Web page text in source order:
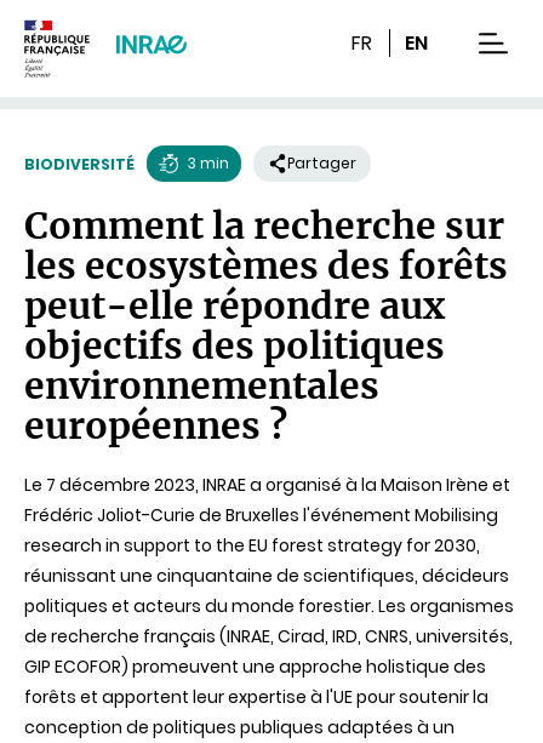
FR EN
BIODIVERSITÉ
de
lecture
3 min Partager
Comment la recherche sur
les ecosystèmes des forêts
peut-elle répondre aux
objectifs des politiques
environnementales
européennes ?
Le 7 décembre 2023, INRAE a organisé à la Maison Irène et
Frédéric Joliot-Curie de Bruxelles l'événement Mobilising
research in support to the EU forest strategy for 2030,
réunissant une cinquantaine de scientifiques, décideurs
politiques et acteurs du monde forestier. Les organismes
de recherche français (INRAE, Cirad, IRD, CNRS, universités,
GIP ECOFOR) promeuvent une approche holistique des
forêts et apportent leur expertise à l'UE pour soutenir la
conception de politiques publiques adaptées à un